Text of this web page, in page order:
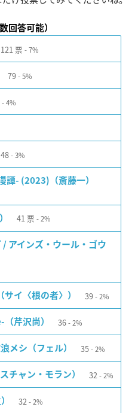
回答可能）
121 票 7%
79 5%
4%
48 3%
譚- (2023)（斎藤一）
41 票 2%
アインズ・ウール・ゴウ
イ〈根の者〉） 39 2%
芹沢尚） 36 2%
メシ（フェル） 35 2%
チャン・モラン） 32 2%
32 2%